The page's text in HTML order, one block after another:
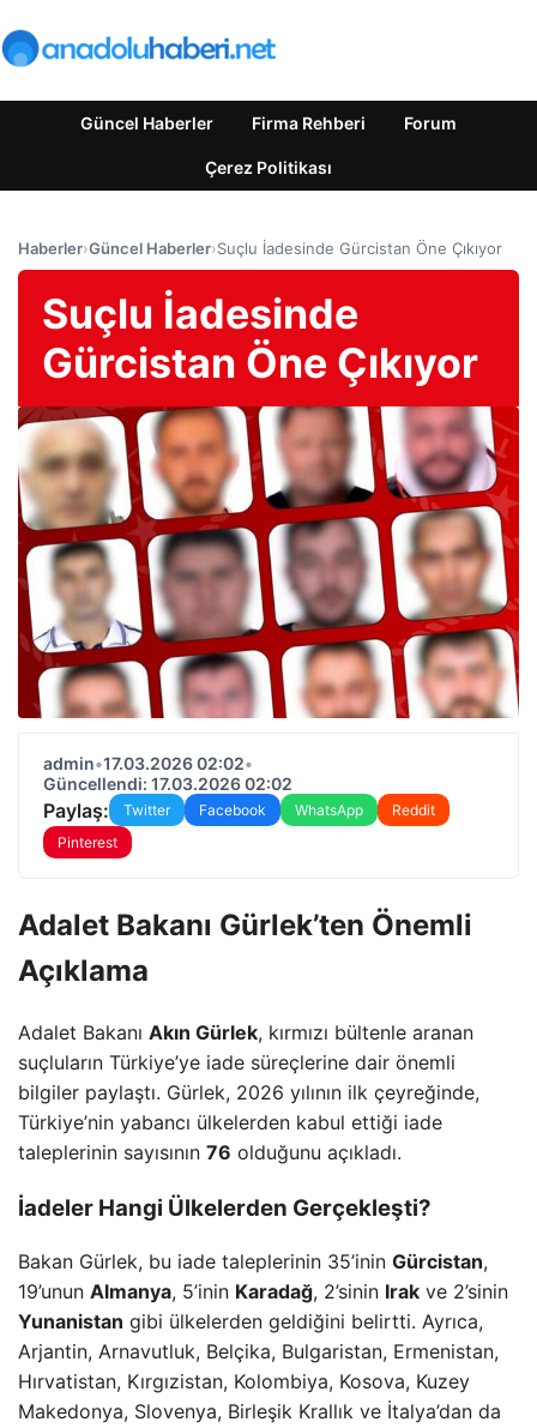
Güncel Haberler Firma Rehberi Forum
Çerez Politikası
Haberler›Güncel Haberler›Suçlu İadesinde Gürcistan Öne Çıkıyor
Suçlu İadesinde
Gürcistan Öne Çıkıyor
admin•17.03.2026 02:02•
Güncellendi: 17.03.2026 02:02
Paylaş: Twitter Facebook WhatsApp
Reddit
Pinterest
Adalet Bakanı Gürlek’ten Önemli
Açıklama
Adalet Bakanı Akın Gürlek, kırmızı bültenle aranan
suçluların Türkiye’ye iade süreçlerine dair önemli
bilgiler paylaştı. Gürlek, 2026 yılının ilk çeyreğinde,
Türkiye’nin yabancı ülkelerden kabul ettiği iade
taleplerinin sayısının 76 olduğunu açıkladı.
İadeler Hangi Ülkelerden Gerçekleşti?
Bakan Gürlek, bu iade taleplerinin 35’inin Gürcistan,
19’unun Almanya, 5’inin Karadağ, 2’sinin Irak ve 2’sinin
Yunanistan gibi ülkelerden geldiğini belirtti. Ayrıca,
Arjantin, Arnavutluk, Belçika, Bulgaristan, Ermenistan,
Hırvatistan, Kırgızistan, Kolombiya, Kosova, Kuzey
Makedonya, Slovenya, Birleşik Krallık ve İtalya’dan da